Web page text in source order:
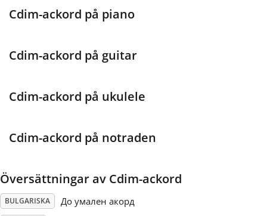
Português
Cdim-ackord på piano
Cdim-ackord på guitar
Cdim-ackord på ukulele
Cdim-ackord på notraden
Översättningar av Cdim-ackord
BULGARISKA До умален акорд